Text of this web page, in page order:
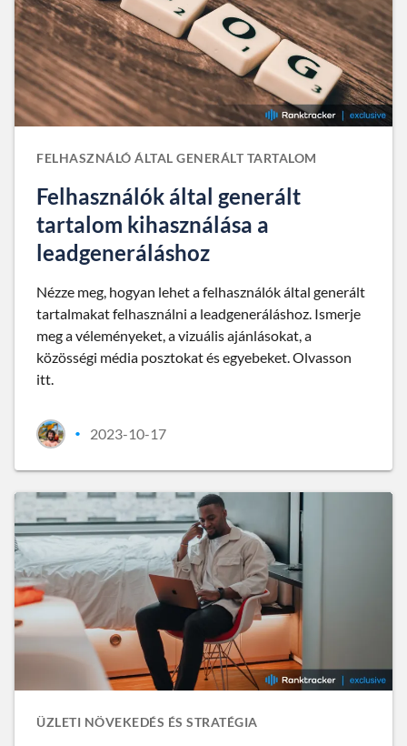
FELHASZNÁLÓ ÁLTAL GENERÁLT TARTALOM
Felhasználók által generált
tartalom kihasználása a
leadgeneráláshoz
Nézze meg, hogyan lehet a felhasználók által generált
tartalmakat felhasználni a leadgeneráláshoz. Ismerje
meg a véleményeket, a vizuális ajánlásokat, a
közösségi média posztokat és egyebeket. Olvasson
itt.
• 2023-10-17
ÜZLETI NÖVEKEDÉS ÉS STRATÉGIA